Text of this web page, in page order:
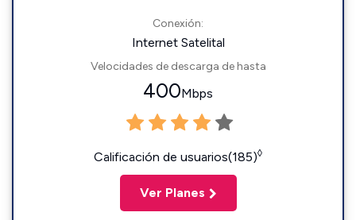
Conexión:
Internet Satelital
Velocidades de descarga de hasta
400Mbps
Calificación de usuarios(185)◊
Ver Planes